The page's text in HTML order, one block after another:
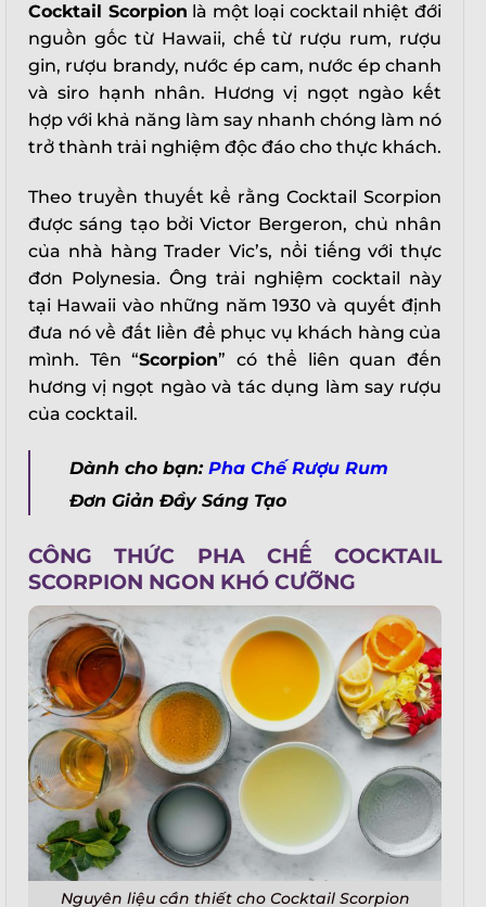
Cocktail Scorpion là một loại cocktail nhiệt đới
nguồn gốc từ Hawaii, chế từ rượu rum, rượu
gin, rượu brandy, nước ép cam, nước ép chanh
và siro hạnh nhân. Hương vị ngọt ngào kết
hợp với khả năng làm say nhanh chóng làm nó
trở thành trải nghiệm độc đáo cho thực khách.
Theo truyền thuyết kể rằng Cocktail Scorpion
được sáng tạo bởi Victor Bergeron, chủ nhân
của nhà hàng Trader Vic’s, nổi tiếng với thực
đơn Polynesia. Ông trải nghiệm cocktail này
tại Hawaii vào những năm 1930 và quyết định
đưa nó về đất liền để phục vụ khách hàng của
mình. Tên “Scorpion” có thể liên quan đến
hương vị ngọt ngào và tác dụng làm say rượu
của cocktail.
Dành cho bạn: Pha Chế Rượu Rum
Đơn Giản Đầy Sáng Tạo
CÔNG THỨC PHA CHẾ COCKTAIL
SCORPION NGON KHÓ CƯỠNG
Nguyên liệu cần thiết cho Cocktail Scorpion